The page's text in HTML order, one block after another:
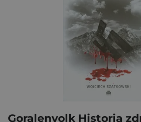
Goralenvolk Historia